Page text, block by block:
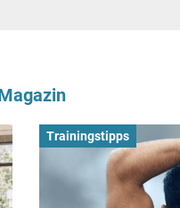
Trainingstipps